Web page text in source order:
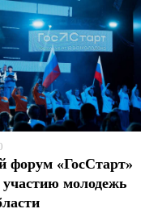
форум «ГосСтарт»
молодежь